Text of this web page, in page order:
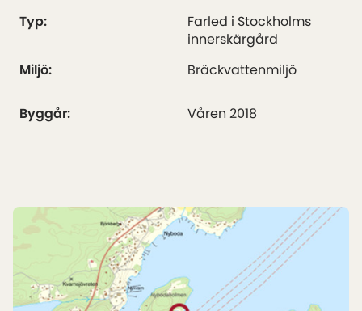
Typ:
Farled i Stockholms
innerskärgård
Miljö: Bräckvattenmiljö
Byggår: Våren 2018